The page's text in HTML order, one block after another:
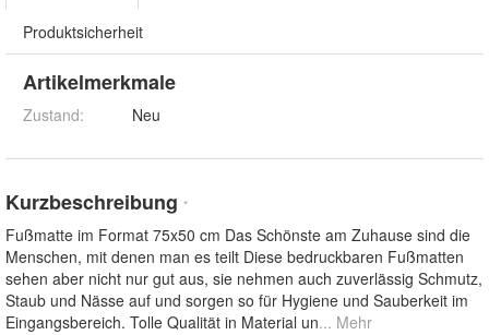
Produktsicherheit
Artikelmerkmale
Zustand: Neu
Kurzbeschreibung *
Fußmatte im Format 75x50 cm Das Schönste am Zuhause sind die
Menschen, mit denen man es teilt Diese bedruckbaren Fußmatten
sehen aber nicht nur gut aus, sie nehmen auch zuverlässig Schmutz,
Staub und Nässe auf und sorgen so für Hygiene und Sauberkeit im
Eingangsbereich. Tolle Qualität in Material un... Mehr